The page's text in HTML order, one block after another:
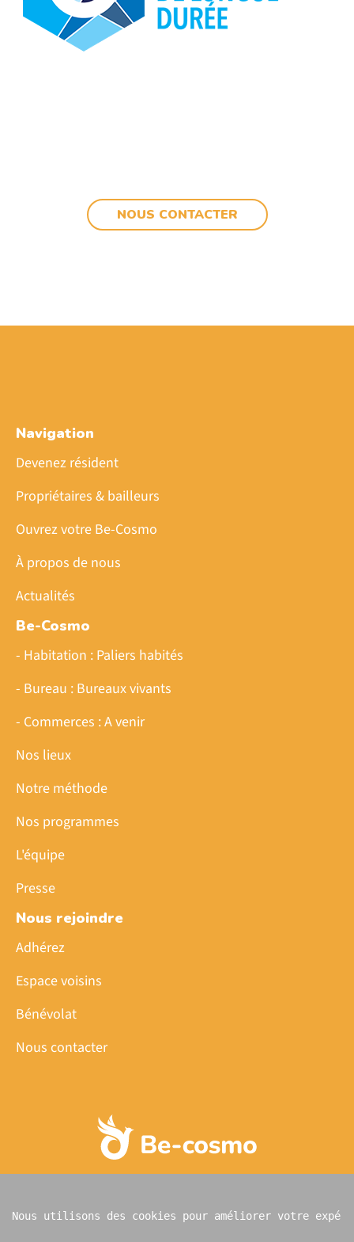
NOUS CONTACTER
Navigation
Devenez résident
Propriétaires & bailleurs
Ouvrez votre Be-Cosmo
À propos de nous
Actualités
Be-Cosmo
- Habitation : Paliers habités
- Bureau : Bureaux vivants
- Commerces : A venir
Nos lieux
Notre méthode
Nos programmes
L'équipe
Presse
Nous rejoindre
Adhérez
Espace voisins
Bénévolat
Nous contacter
© 2025 Be-cosmo | 60 rue de la Jonquière, Paris 17ᵉ -